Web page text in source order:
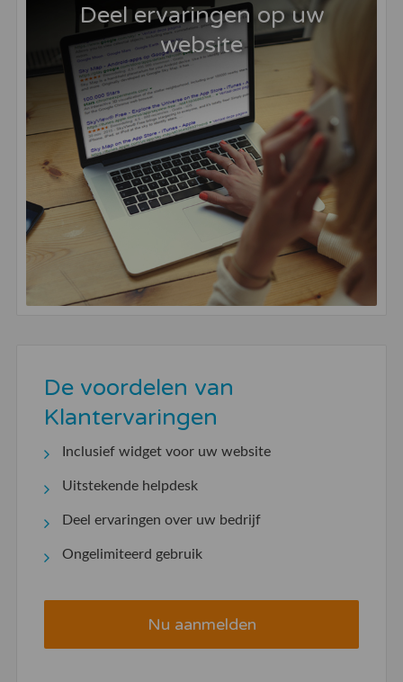
Deel ervaringen op uw
website
De voordelen van
Klantervaringen
Inclusief widget voor uw website
Uitstekende helpdesk
Deel ervaringen over uw bedrijf
Ongelimiteerd gebruik
Nu aanmelden